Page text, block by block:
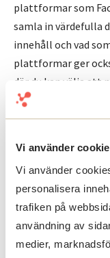
Vi använder
Vi använder
personalisera
trafiken på
användning av
medier,
plattformar som
samla in värdefulla
innehåll och vad
plattformar ger
där du kan välja att
intressebaserade
kan du också
med din målgrupp.
relevant innehåll,
kommentarer, kan
kunder.
Genom att